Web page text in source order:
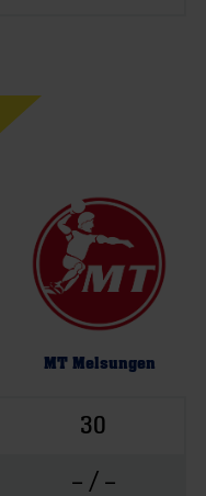
MT Melsungen
30
– / –